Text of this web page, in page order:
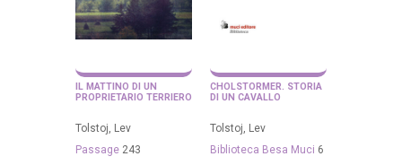
IL MATTINO DI UN
PROPRIETARIO TERRIERO
Tolstoj, Lev
Passage 243
CHOLSTORMER. STORIA
DI UN CAVALLO
Tolstoj, Lev
Biblioteca Besa Muci 6